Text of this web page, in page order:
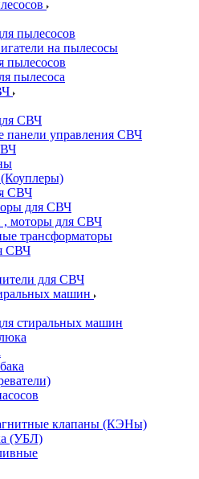
пылесосов
на пылесосы
пылесосов
пылесоса
СВЧ
панели управления СВЧ
СВЧ
для СВЧ
, моторы для СВЧ
трансформаторы
СВЧ
для СВЧ
машин
стиральных машин
клапаны (КЭНы)
(УБЛ)